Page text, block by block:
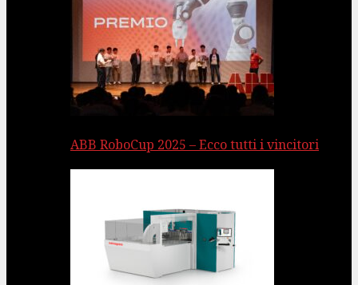
ABB RoboCup 2025 – Ecco tutti i vincitori